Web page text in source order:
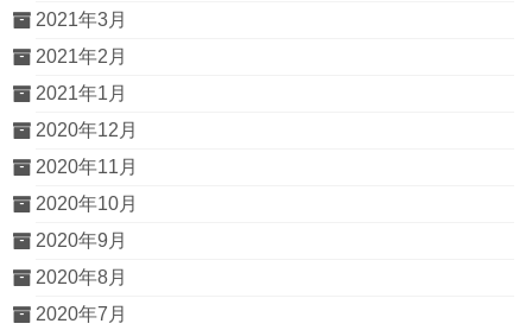
2021年3月
2021年2月
2021年1月
2020年12月
2020年11月
2020年10月
2020年9月
2020年8月
2020年7月